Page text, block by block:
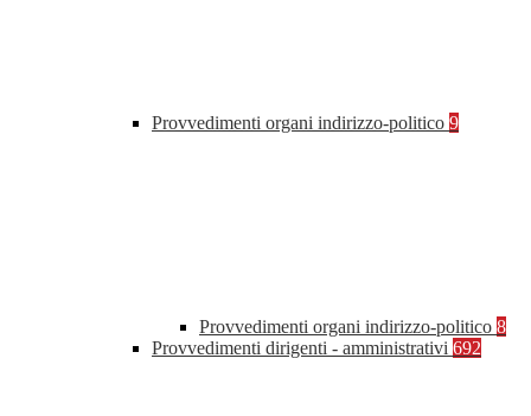
Provvedimenti organi indirizzo-politico 9
Provvedimenti organi indirizzo-politico 8
Provvedimenti dirigenti - amministrativi 692